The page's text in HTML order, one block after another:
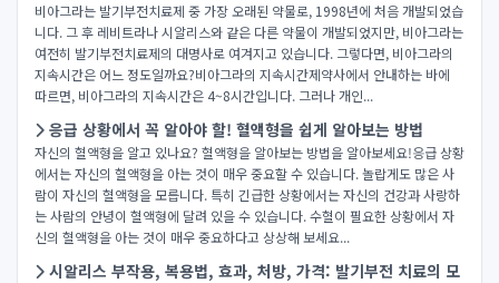
비아그라는 발기부전치료제 중 가장 오래된 약물로, 1998년에 처음 개발되었습
니다. 그 후 레비트라나 시알리스와 같은 다른 약물이 개발되었지만, 비아그라는
여전히 발기부전치료제의 대명사로 여겨지고 있습니다. 그렇다면, 비아그라의
지속시간은 어느 정도일까요?비아그라의 지속시간제약사에서 안내하는 바에
따르면, 비아그라의 지속시간은 4~8시간입니다. 그러나 개인...
응급 상황에서 꼭 알아야 할! 혈액형을 쉽게 알아보는 방법
자신의 혈액형을 알고 있나요? 혈액형을 알아보는 방법을 알아보세요!응급 상황
에서는 자신의 혈액형을 아는 것이 매우 중요할 수 있습니다. 놀랍게도 많은 사
람이 자신의 혈액형을 모릅니다. 특히 긴급한 상황에서는 자신의 건강과 사랑하
는 사람의 안녕이 혈액형에 달려 있을 수 있습니다. 수혈이 필요한 상황에서 자
신의 혈액형을 아는 것이 매우 중요하다고 상상해 보세요...
시알리스 부작용, 복용법, 효과, 처방, 가격: 발기부전 치료의 모